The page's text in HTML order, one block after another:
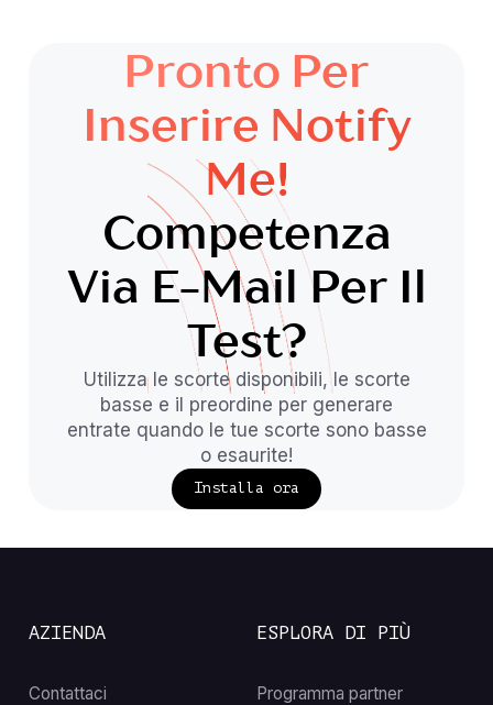
Pronto Per
Inserire Notify
Me!
Competenza
Via E-Mail Per Il
Test?
Utilizza le scorte disponibili, le scorte
basse e il preordine per generare
entrate quando le tue scorte sono basse
o esaurite!
Installa ora
AZIENDA
Contattaci
ESPLORA DI PIÙ
Programma partner